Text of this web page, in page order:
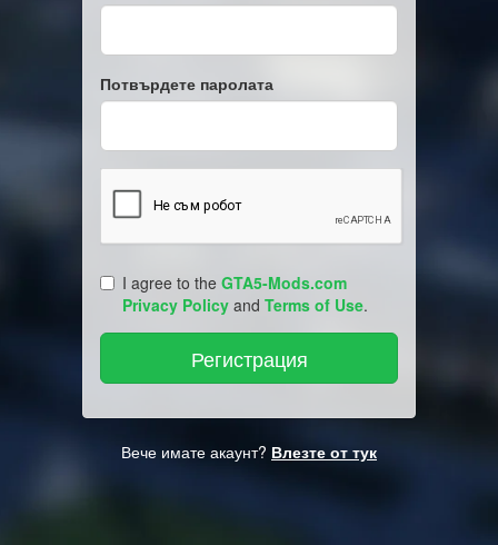
Потвърдете паролата
I agree to the GTA5-Mods.com
Privacy Policy and Terms of Use.
Вече имате акаунт? Влезте от тук